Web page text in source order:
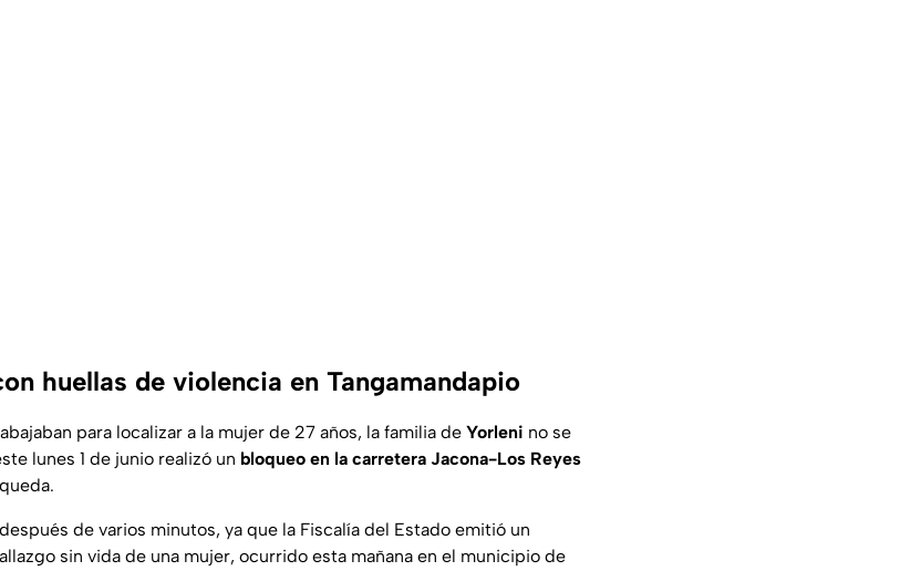
huellas de violencia en Tangamandapio
para localizar a la mujer de 27 años, la familia de Yorleni no se
lunes 1 de junio realizó un bloqueo en la carretera Jacona-Los Reyes
de varios minutos, ya que la Fiscalía del Estado emitió un
sin vida de una mujer, ocurrido esta mañana en el municipio de